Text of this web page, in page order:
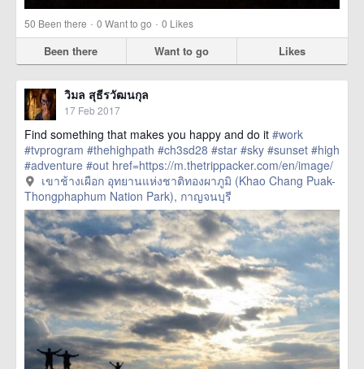
50 Been there · 0 Want to go · 0 Likes
Been there Want to go Likes
วิมล สุธีรวัฒนกุล
17 Feb 2017
Find something that makes you happy and do it #work
#tvprogram #thehighpath #ch3sd28 #star #sky #sunset #high
#adventure #out href=https://m.thetrippacker.com/en/image/
เขาช้างเผือกอุทยานแห่งชาติ
ทองผาภูมิKhaoChangPuakThongphaphumNationPark/203526>
more
เขาช้างเผือก อุทยานแห่งชาติทองผาภูมิ (Khao Chang Puak-
Thongphaphum Nation Park), กาญจนบุรี